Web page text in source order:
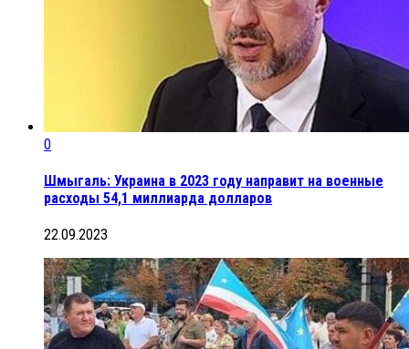
0
Шмыгаль: Украина в 2023 году направит на военные
расходы 54,1 миллиарда долларов
22.09.2023